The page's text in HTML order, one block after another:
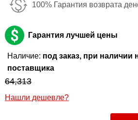
100% Гарантия возврата
Гарантия лучшей цены
Наличие: под заказ, при наличии
поставщика
64,313
Нашли дешевле?